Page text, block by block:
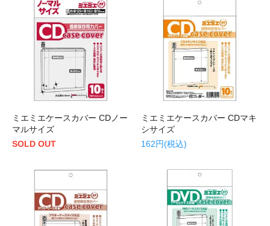
ミエミエケースカバー CDノー
マルサイズ
SOLD OUT
ミエミエケースカバー CDマキ
シサイズ
162円(税込)